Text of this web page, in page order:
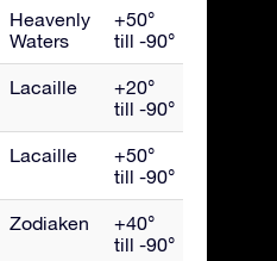
Heavenly
Waters
+50°
till -90°
Lacaille
+20°
till -90°
Lacaille
+50°
till -90°
Zodiaken
+40°
till -90°